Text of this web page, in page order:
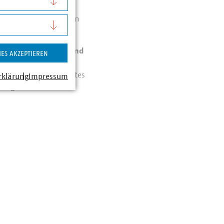
alle Zweifel erhaben
aktuellere und
Zweifel der
Vorleistungsmarktes
AKZEPTIEREN
Impressum